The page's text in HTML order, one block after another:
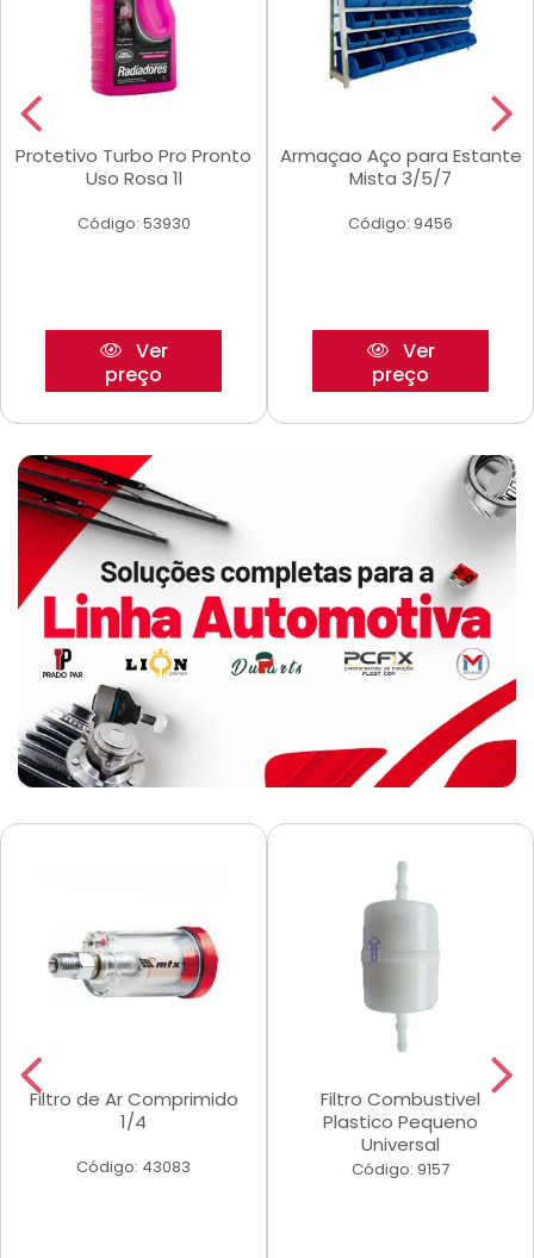
Protetivo Turbo Pro Pronto
Uso Rosa 1l
Código: 53930
Ver
preço
Armaçao Aço para Estante
Mista 3/5/7
Código: 9456
Ver
preço
Filtro de Ar Comprimido
1/4
Código: 43083
Filtro Combustivel
Plastico Pequeno
Universal
Código: 9157